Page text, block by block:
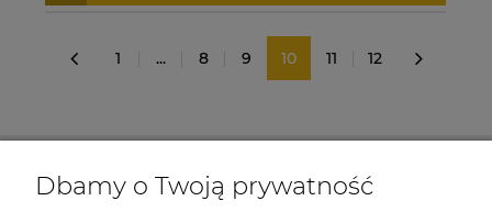
1 ... 8 9 10 11 12
Dbamy o Twoją prywatność